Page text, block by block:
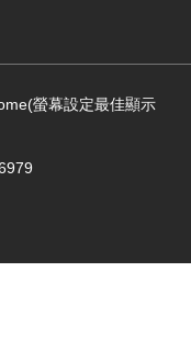
螢幕設定最佳顯示